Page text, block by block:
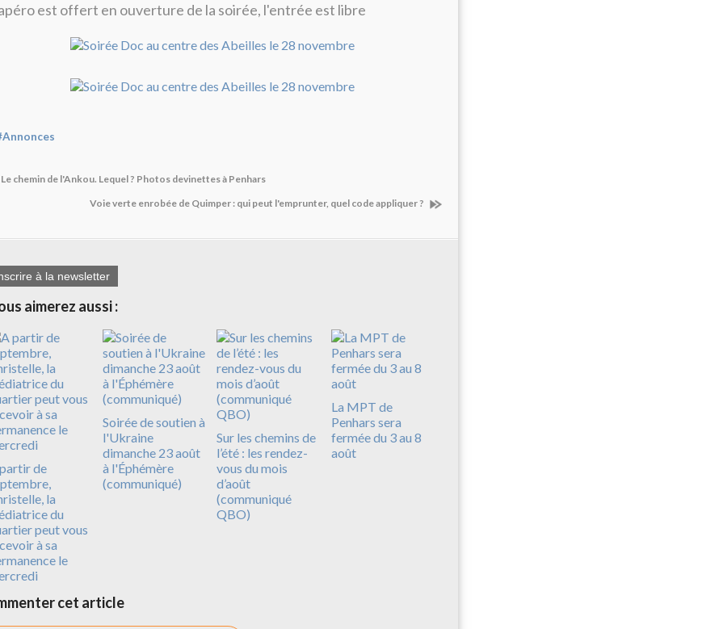
est offert en ouverture de la soirée, l'entrée est libre
Le chemin de l'Ankou. Lequel ? Photos devinettes à Penhars
Voie verte enrobée de Quimper : qui peut l'emprunter, quel code appliquer ?
à la newsletter
aimerez aussi :
de
la
du
peut vous
à sa
le
Soirée de soutien à
l'Ukraine
dimanche 23 août
à l'Éphémère
(communiqué)
Sur les chemins de
l’été : les rendez-
vous du mois
d’août
(communiqué
QBO)
La MPT de
Penhars sera
fermée du 3 au 8
août
cet article